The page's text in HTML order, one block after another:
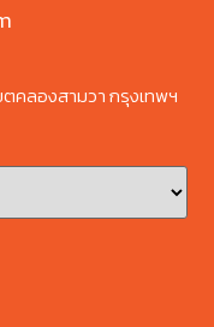
คลองสามวา กรุงเทพฯ